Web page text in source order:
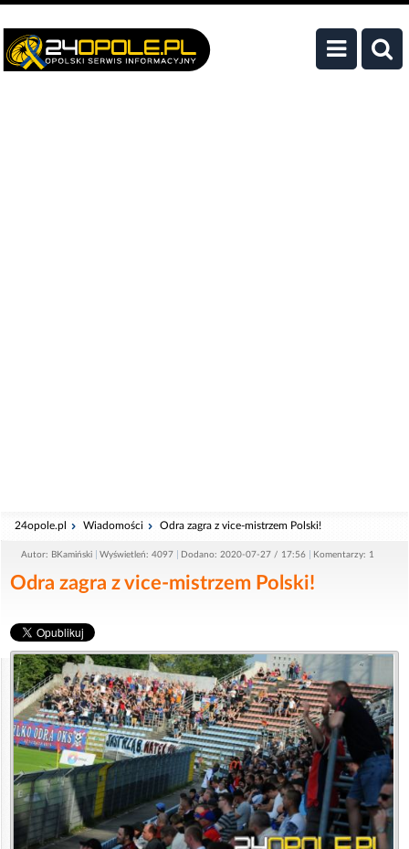
24opole.pl Wiadomości Odra zagra z vice-mistrzem Polski!
Autor: BKamiński Wyświetleń: 4097 Dodano: 2020-07-27 / 17:56 Komentarzy: 1
Odra zagra z vice-mistrzem Polski!